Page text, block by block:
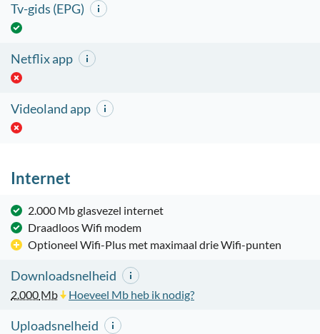
Tv-gids (EPG)
Netflix app
Videoland app
Internet
2.000 Mb glasvezel internet
Draadloos Wifi modem
Optioneel Wifi-Plus met maximaal drie Wifi-punten
Downloadsnelheid
2.000 Mb Hoeveel Mb heb ik nodig?
Uploadsnelheid